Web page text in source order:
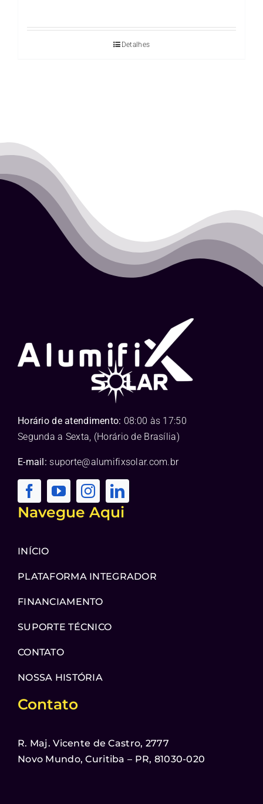
Detalhes
Horário de atendimento: 08:00 às 17:50
Segunda a Sexta, (Horário de Brasília)
E-mail: suporte@alumifixsolar.com.br
Navegue Aqui
INÍCIO
PLATAFORMA INTEGRADOR
FINANCIAMENTO
SUPORTE TÉCNICO
CONTATO
NOSSA HISTÓRIA
Contato
R. Maj. Vicente de Castro, 2777
Novo Mundo, Curitiba – PR, 81030-020